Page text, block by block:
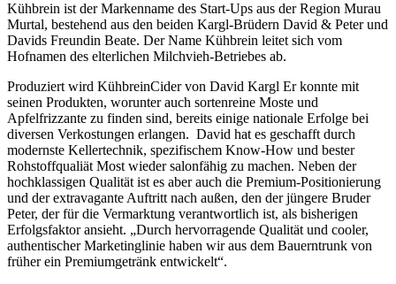
Kühbrein ist der Markenname des Start-Ups aus der Region Murau
Murtal, bestehend aus den beiden Kargl-Brüdern David & Peter und
Davids Freundin Beate. Der Name Kühbrein leitet sich vom
Hofnamen des elterlichen Milchvieh-Betriebes ab.
Produziert wird KühbreinCider von David Kargl Er konnte mit
seinen Produkten, worunter auch sortenreine Moste und
Apfelfrizzante zu finden sind, bereits einige nationale Erfolge bei
diversen Verkostungen erlangen. David hat es geschafft durch
modernste Kellertechnik, spezifischem Know-How und bester
Rohstoffqualiät Most wieder salonfähig zu machen. Neben der
hochklassigen Qualität ist es aber auch die Premium-Positionierung
und der extravagante Auftritt nach außen, den der jüngere Bruder
Peter, der für die Vermarktung verantwortlich ist, als bisherigen
Erfolgsfaktor ansieht. „Durch hervorragende Qualität und cooler,
authentischer Marketinglinie haben wir aus dem Bauerntrunk von
früher ein Premiumgetränk entwickelt“.